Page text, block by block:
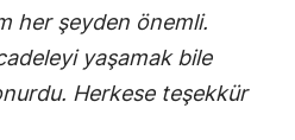
her şeyden önemli.
yaşamak bile
Herkese teşekkür